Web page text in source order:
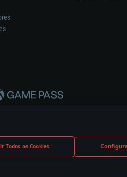
Todos os Cookies